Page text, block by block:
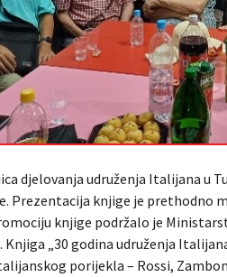
djelovanja udruženja Italijana u
Prezentacija knjige je prethodno
knjige podržalo je
Knjiga „30 godina udruženja
porijekla – Rossi,